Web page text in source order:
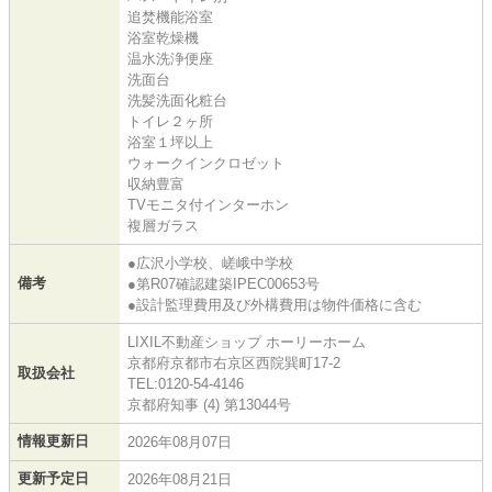
追焚機能浴室
浴室乾燥機
温水洗浄便座
洗面台
洗髪洗面化粧台
トイレ２ヶ所
浴室１坪以上
ウォークインクロゼット
収納豊富
TVモニタ付インターホン
複層ガラス
備考
●広沢小学校、嵯峨中学校
●第R07確認建築IPEC00653号
●設計監理費用及び外構費用は物件価格に含む
取扱会社
LIXIL不動産ショップ ホーリーホーム
京都府京都市右京区西院巽町17-2
TEL:0120-54-4146
京都府知事 (4) 第13044号
情報更新日 2026年08月07日
更新予定日 2026年08月21日